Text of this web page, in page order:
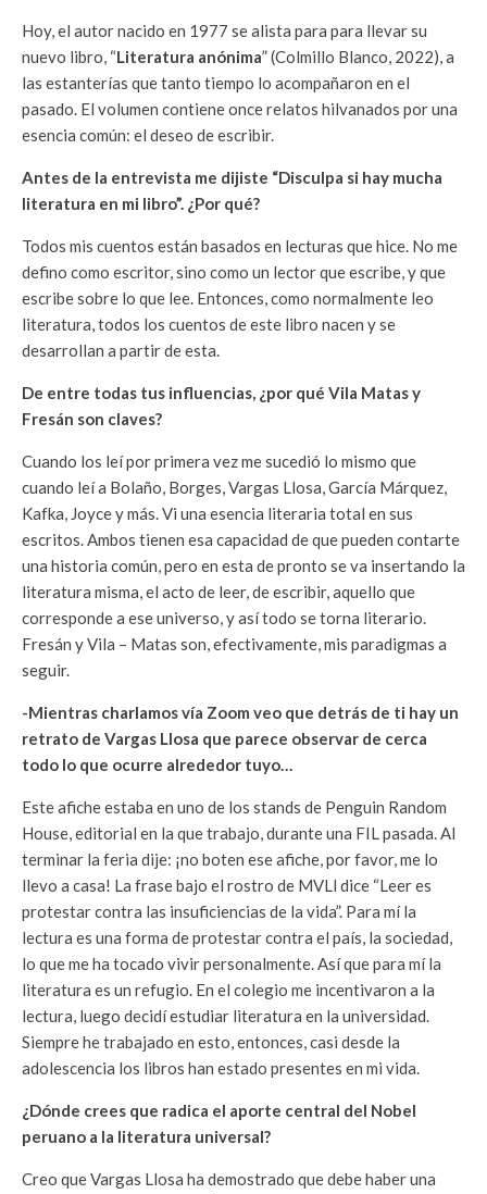
Hoy, el autor nacido en 1977 se alista para para llevar su
nuevo libro, “Literatura anónima” (Colmillo Blanco, 2022), a
las estanterías que tanto tiempo lo acompañaron en el
pasado. El volumen contiene once relatos hilvanados por una
esencia común: el deseo de escribir.
Antes de la entrevista me dijiste “Disculpa si hay mucha
literatura en mi libro”. ¿Por qué?
Todos mis cuentos están basados en lecturas que hice. No me
defino como escritor, sino como un lector que escribe, y que
escribe sobre lo que lee. Entonces, como normalmente leo
literatura, todos los cuentos de este libro nacen y se
desarrollan a partir de esta.
De entre todas tus influencias, ¿por qué Vila Matas y
Fresán son claves?
Cuando los leí por primera vez me sucedió lo mismo que
cuando leí a Bolaño, Borges, Vargas Llosa, García Márquez,
Kafka, Joyce y más. Vi una esencia literaria total en sus
escritos. Ambos tienen esa capacidad de que pueden contarte
una historia común, pero en esta de pronto se va insertando la
literatura misma, el acto de leer, de escribir, aquello que
corresponde a ese universo, y así todo se torna literario.
Fresán y Vila – Matas son, efectivamente, mis paradigmas a
seguir.
-Mientras charlamos vía Zoom veo que detrás de ti hay un
retrato de Vargas Llosa que parece observar de cerca
todo lo que ocurre alrededor tuyo…
Este afiche estaba en uno de los stands de Penguin Random
House, editorial en la que trabajo, durante una FIL pasada. Al
terminar la feria dije: ¡no boten ese afiche, por favor, me lo
llevo a casa! La frase bajo el rostro de MVLl dice “Leer es
protestar contra las insuficiencias de la vida”. Para mí la
lectura es una forma de protestar contra el país, la sociedad,
lo que me ha tocado vivir personalmente. Así que para mí la
literatura es un refugio. En el colegio me incentivaron a la
lectura, luego decidí estudiar literatura en la universidad.
Siempre he trabajado en esto, entonces, casi desde la
adolescencia los libros han estado presentes en mi vida.
¿Dónde crees que radica el aporte central del Nobel
peruano a la literatura universal?
Creo que Vargas Llosa ha demostrado que debe haber una